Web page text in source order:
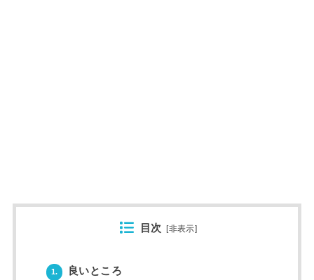
目次 [非表示]
1. 良いところ